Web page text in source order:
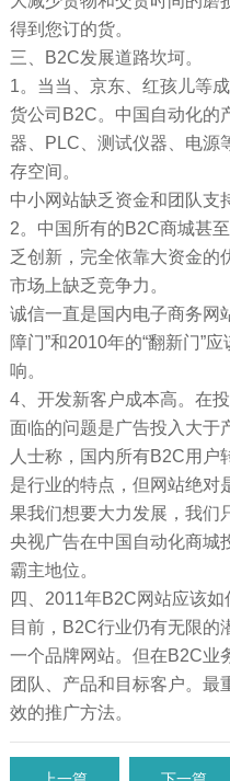
得到您订的货。
三、B2C发展道路坎坷。
1。当当、京东、红孩儿等
货公司B2C。中国自动化的
器、PLC、测试仪器、电源
存空间。
中小网站缺乏资金和团队支
2。中国所有的B2C商城甚
乏创新，完全依靠大资金的
市场上缺乏竞争力。
诚信一直是国内电子商务网
障门”和2010年的“翻新门”
响。
4、开发新客户成本高。在
面临的问题是广告投入大于
人士称，国内所有B2C用户
是行业的特点，但网站绝对
果我们想要大力发展，我们
央视广告在中国自动化商城
霸主地位。
四、2011年B2C网站应该如
目前，B2C行业仍有无限的
一个品牌网站。但在B2C业
团队、产品和目标客户。最
效的推广方法。